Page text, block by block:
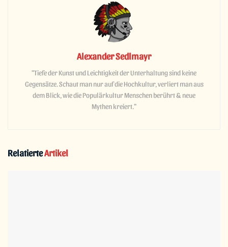
Alexander Sedlmayr
"Tiefe der Kunst und Leichtigkeit der Unterhaltung sind keine
Gegensätze. Schaut man nur auf die Hochkultur, verliert man aus
dem Blick, wie die Populärkultur Menschen berührt & neue
Mythen kreiert."
RelatierteArtikel